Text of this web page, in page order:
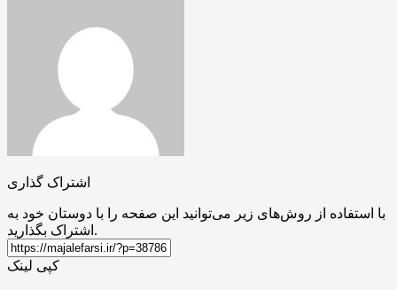
اشتراک گذاری
با استفاده از روش‌های زیر می‌توانید این صفحه را با دوستان خود به
اشتراک بگذارید.
کپی لینک